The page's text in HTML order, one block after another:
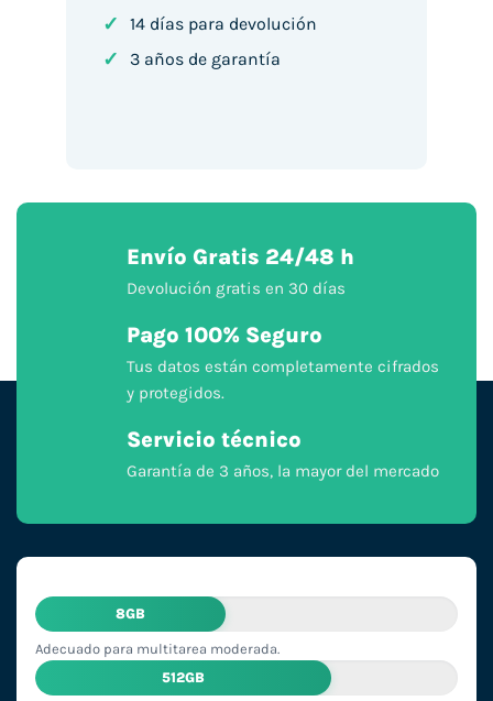
✓ 14 días para devolución
✓ 3 años de garantía
Envío Gratis 24/48 h
Devolución gratis en 30 días
Pago 100% Seguro
Tus datos están completamente cifrados
y protegidos.
Servicio técnico
Garantía de 3 años, la mayor del mercado
8GB
Adecuado para multitarea moderada.
512GB